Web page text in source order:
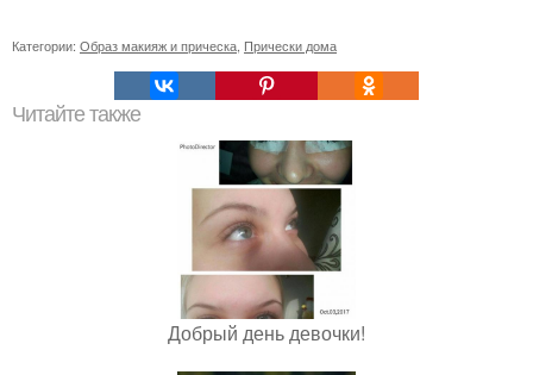
Категории: Образ макияж и прическа Прически дома
Читайте также
Добрый день девочки!